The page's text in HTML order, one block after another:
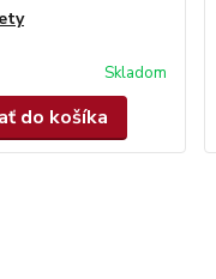
Skladom
do košíka